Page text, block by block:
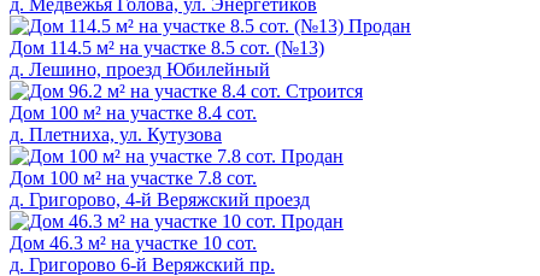
д. Медвежья Голова, ул. Энергетиков
Продан
Дом 114.5 м² на участке 8.5 сот. (№13)
д. Лешино, проезд Юбилейный
Cтроится
Дом 100 м² на участке 8.4 сот.
д. Плетниха, ул. Кутузова
Продан
Дом 100 м² на участке 7.8 сот.
д. Григорово, 4-й Веряжский проезд
Продан
Дом 46.3 м² на участке 10 сот.
д. Григорово 6-й Веряжский пр.